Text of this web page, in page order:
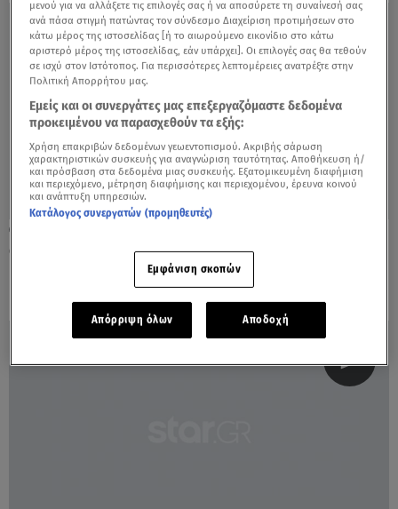
GNTM 5: Τα μοντέλα αντέδρασαν με την
ψηφοφορία της επιστροφής!
μενού για να αλλάξετε τις επιλογές σας ή να αποσύρετε τη συναίνεσή σας
ανά πάσα στιγμή πατώντας τον σύνδεσμο Διαχείριση προτιμήσεων στο
κάτω μέρος της ιστοσελίδας [ή το αιωρούμενο εικονίδιο στο κάτω
αριστερό μέρος της ιστοσελίδας, εάν υπάρχει]. Οι επιλογές σας θα τεθούν
σε ισχύ στον Ιστότοπος. Για περισσότερες λεπτομέρειες ανατρέξτε στην
Πολιτική Απορρήτου μας.
Εμείς και οι συνεργάτες μας επεξεργαζόμαστε δεδομένα
προκειμένου να παρασχεθούν τα εξής:
Χρήση επακριβών δεδομένων γεωεντοπισμού. Ακριβής σάρωση
χαρακτηριστικών συσκευής για αναγνώριση ταυτότητας. Αποθήκευση ή/
και πρόσβαση στα δεδομένα μιας συσκευής. Εξατομικευμένη διαφήμιση
και περιεχόμενο, μέτρηση διαφήμισης και περιεχομένου, έρευνα κοινού
και ανάπτυξη υπηρεσιών.
Κατάλογος συνεργατών (προμηθευτές)
Εμφάνιση σκοπών
Απόρριψη όλων Αποδοχή